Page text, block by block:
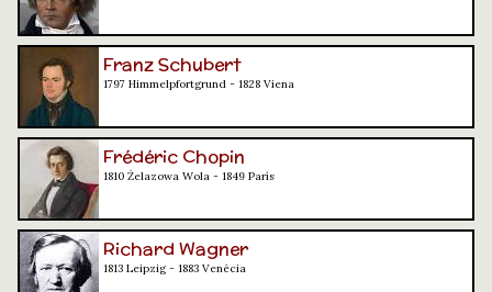
Franz Schubert
1797 Himmelpfortgrund - 1828 Viena
Frédéric Chopin
1810 Żelazowa Wola - 1849 París
Richard Wagner
1813 Leipzig - 1883 Venècia